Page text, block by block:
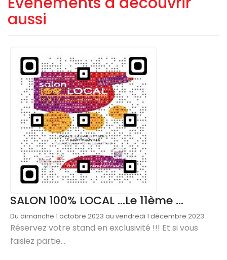
aussi
SALON 100% LOCAL ...Le 11ème ...
Du dimanche 1 octobre 2023 au vendredi 1 décembre 2023
Réservez votre stand en exclusivité !!! Et si vous
faisiez partie...